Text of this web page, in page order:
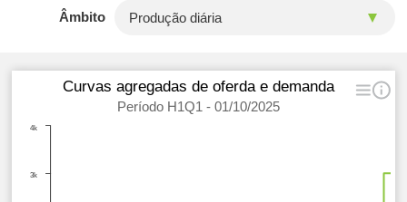
Âmbito
Curvas agregadas de oferda e demanda
Período H1Q1 - 01/10/2025
3k
4k